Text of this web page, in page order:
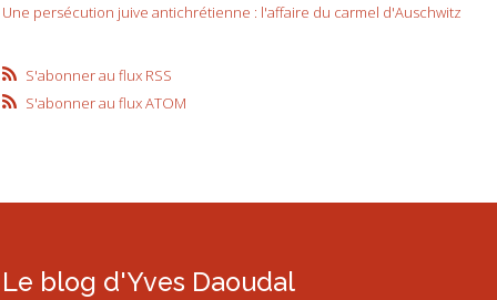
Une persécution juive antichrétienne : l'affaire du carmel d'Auschwitz
S'abonner au flux RSS
S'abonner au flux ATOM
Le blog d'Yves Daoudal